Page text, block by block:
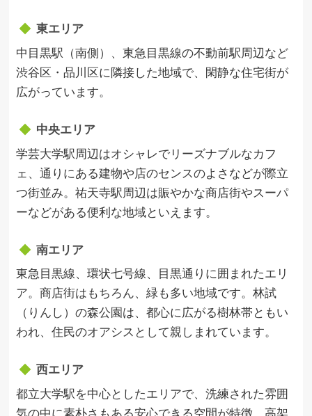
東エリア
中目黒駅（南側）、東急目黒線の不動前駅周辺など
渋谷区・品川区に隣接した地域で、閑静な住宅街が
広がっています。
中央エリア
学芸大学駅周辺はオシャレでリーズナブルなカフ
ェ、通りにある建物や店のセンスのよさなどが際立
つ街並み。祐天寺駅周辺は賑やかな商店街やスーパ
ーなどがある便利な地域といえます。
南エリア
東急目黒線、環状七号線、目黒通りに囲まれたエリ
ア。商店街はもちろん、緑も多い地域です。林試
（りんし）の森公園は、都心に広がる樹林帯ともい
われ、住民のオアシスとして親しまれています。
西エリア
都立大学駅を中心としたエリアで、洗練された雰囲
気の中に素朴さもある安心できる空間が特徴。高架